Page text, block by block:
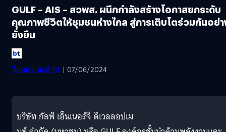
GULF – AIS – สวพส. ผนึกกำลังสร้างโอกาสยกระดับ
คุณภาพชีวิตให้ชุมชนห่างไกล สู่การเติบโตร่วมกันอย่
ยั่งยืน
ทีมคอนเทนต์ BT | 07/06/2024
บริษัท กัลฟ์ เอ็นเนอร์จี ดีเวลลอปเม